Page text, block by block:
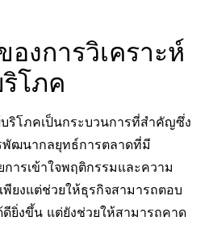
งการวิเคราะห์
โภค
ริโภคเป็นกระบวนการที่สำคัญซึ่ง
พัฒนากลยุทธ์การตลาดที่มี
ารเข้าใจพฤติกรรมและความ
ยงแต่ช่วยให้ธุรกิจสามารถตอบ
ยิ่งขึ้น แต่ยังช่วยให้สามารถคาด